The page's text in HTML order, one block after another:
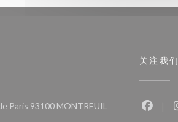
Paris 93100 MONTREUIL ((在新窗口中打开))
关注我们